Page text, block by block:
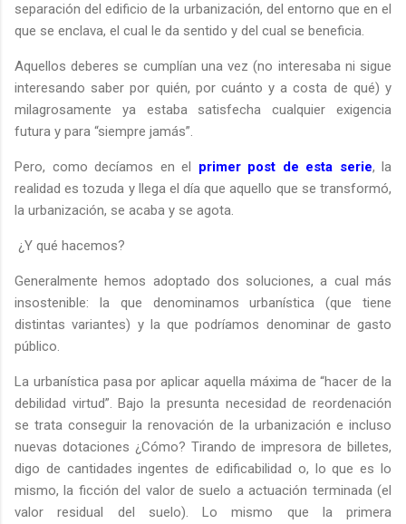
separación del edificio de la urbanización, del entorno que en el
que se enclava, el cual le da sentido y del cual se beneficia.
Aquellos deberes se cumplían una vez (no interesaba ni sigue
interesando saber por quién, por cuánto y a costa de qué) y
milagrosamente ya estaba satisfecha cualquier exigencia
futura y para “siempre jamás”.
Pero, como decíamos en el primer post de esta serie, la
realidad es tozuda y llega el día que aquello que se transformó,
la urbanización, se acaba y se agota.
¿Y qué hacemos?
Generalmente hemos adoptado dos soluciones, a cual más
insostenible: la que denominamos urbanística (que tiene
distintas variantes) y la que podríamos denominar de gasto
público.
La urbanística pasa por aplicar aquella máxima de “hacer de la
debilidad virtud”. Bajo la presunta necesidad de reordenación
se trata conseguir la renovación de la urbanización e incluso
nuevas dotaciones ¿Cómo? Tirando de impresora de billetes,
digo de cantidades ingentes de edificabilidad o, lo que es lo
mismo, la ficción del valor de suelo a actuación terminada (el
valor residual del suelo). Lo mismo que la primera